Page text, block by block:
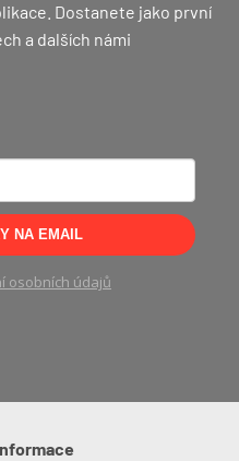
Dostanete jako první
a dalších námi
NA EMAIL
osobních údajů